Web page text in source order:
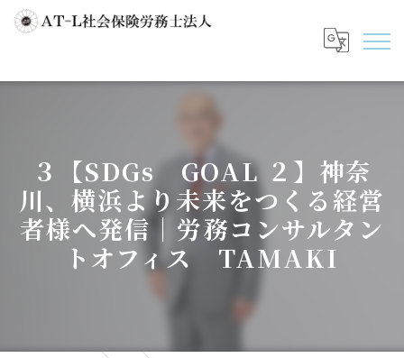
３【SDGs GOAL ２】神奈
川、横浜より未来をつくる経営
者様へ発信｜労務コンサルタン
トオフィス TAMAKI